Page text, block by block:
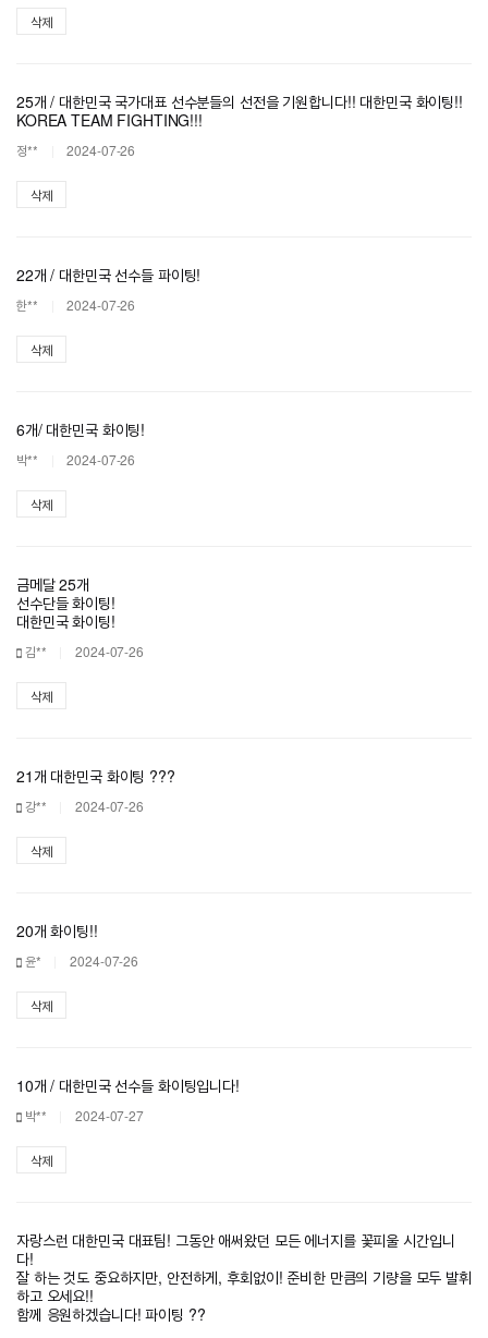
삭제
25개 / 대한민국 국가대표 선수분들의 선전을 기원합니다!! 대한민국 화이팅!!
KOREA TEAM FIGHTING!!!
정** 2024-07-26
삭제
22개 / 대한민국 선수들 파이팅!
한** 2024-07-26
삭제
6개/ 대한민국 화이팅!
박** 2024-07-26
삭제
금메달 25개
선수단들 화이팅!
대한민국 화이팅!
김** 2024-07-26
삭제
21개 대한민국 화이팅 ???
강** 2024-07-26
삭제
20개 화이팅!!
윤* 2024-07-26
삭제
10개 / 대한민국 선수들 화이팅입니다!
박** 2024-07-27
삭제
자랑스런 대한민국 대표팀! 그동안 애써왔던 모든 에너지를 꽃피울 시간입니
다!
잘 하는 것도 중요하지만, 안전하게, 후회없이! 준비한 만큼의 기량을 모두 발휘
하고 오세요!!
함께 응원하겠습니다! 파이팅 ??